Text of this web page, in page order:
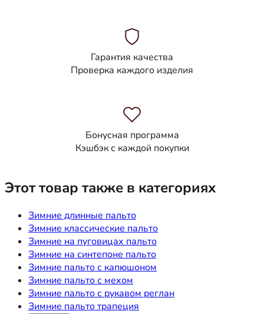
Гарантия качества
Проверка каждого изделия
Бонусная программа
Кэшбэк с каждой покупки
Этот товар также в категориях
Зимние длинные пальто
Зимние классические пальто
Зимние на пуговицах пальто
Зимние на синтепоне пальто
Зимние пальто с капюшоном
Зимние пальто с мехом
Зимние пальто с рукавом реглан
Зимние пальто трапеция